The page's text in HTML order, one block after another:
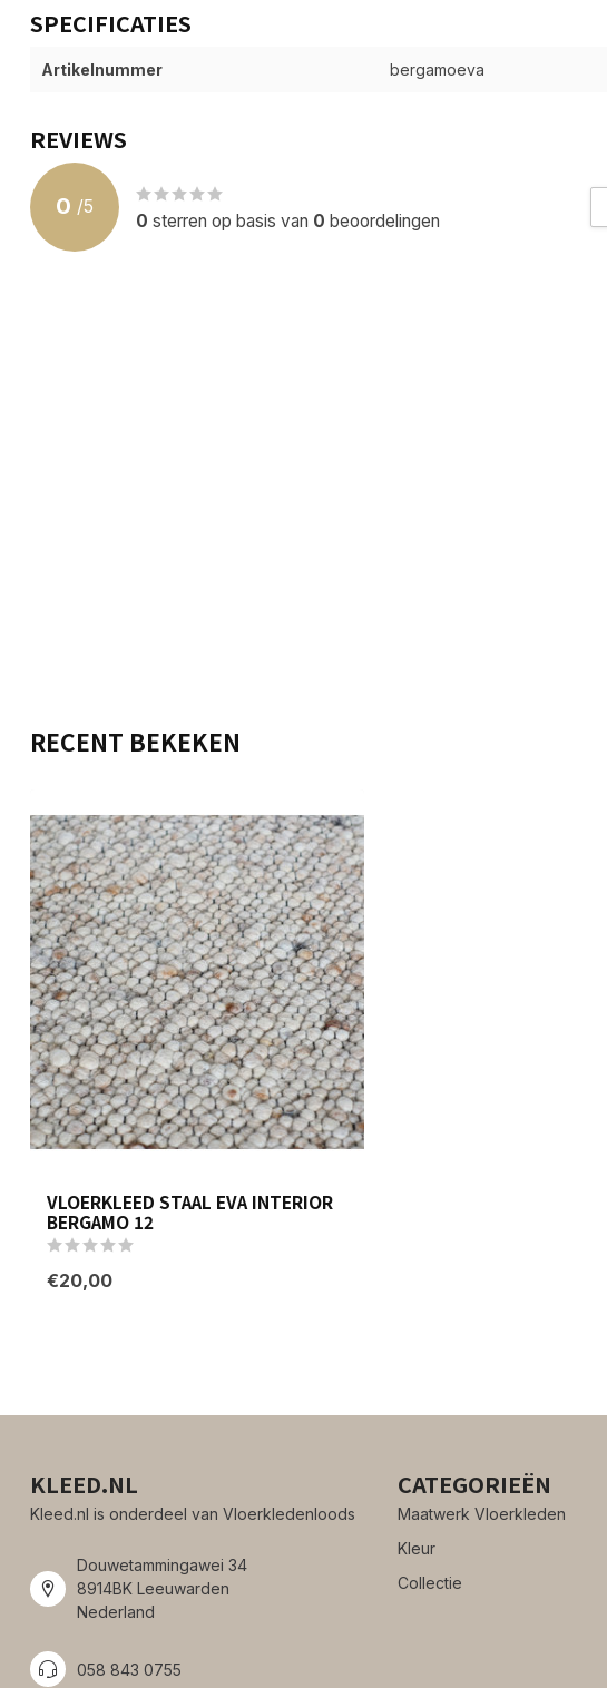
SPECIFICATIES
Artikelnummer bergamoeva
REVIEWS
0 /5
0 sterren op basis van 0 beoordelingen
RECENT BEKEKEN
VLOERKLEED STAAL EVA INTERIOR
BERGAMO 12
€20,00
KLEED.NL
Kleed.nl is onderdeel van Vloerkledenloods
Douwetammingawei 34
8914BK Leeuwarden
Nederland
058 843 0755
CATEGORIEËN
Maatwerk Vloerkleden
Kleur
Collectie